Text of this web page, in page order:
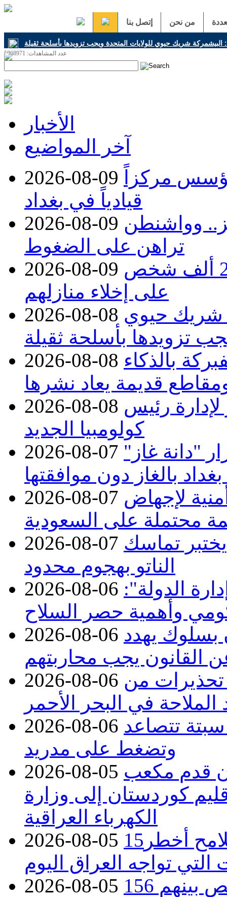
من نحن إتصل بنا
شريك حيوي للولايات المتحدة ويجب تزويدها بأسلحة ثقيلة
عدد المشاهدات: 5868971
h
الأخبار
آخر المواضيع
2026-08-09
مركزاً
قيادياً في بغداد
2026-08-09 هرمز.. وواشنطن
تراهن على الضغوط
2026-08-09 غرب كندا.. حرائق الغابات تجبر 20 ألف شخص
على إخلاء منازلهم
2026-08-08 شريك حيوي
تزويدها بأسلحة ثقيلة
2026-08-08 بالذكاء
قديمة يعاد نشرها
2026-08-08 رئيس
كولومبيا الجديد
2026-08-07 "دانة غاز"
بالغاز دون موافقتها
2026-08-07 لإجهاض
محتملة على السعودية
2026-08-07 يختبر تماسك
الناتو بهجوم محدود
2026-08-06 الدولة":
وأهمية حصر السلاح
2026-08-06 بسلوك يهدد
القانون يجب محاربتهم
2026-08-06 من
الملاحة في البحر الأحمر
2026-08-06 تتصاعد
وتضغط على مدريد
2026-08-05 توريد 100 مليون قدم مكعب
كوردستان إلى وزارة
الكهرباء العراقية
2026-08-05 15كارثة بيئية ومناخية ترسم ملامح أخطر
التي تواجه العراق اليوم
2026-08-05 حرائق فرنسا.. توقيف 402 شخص بينهم 156